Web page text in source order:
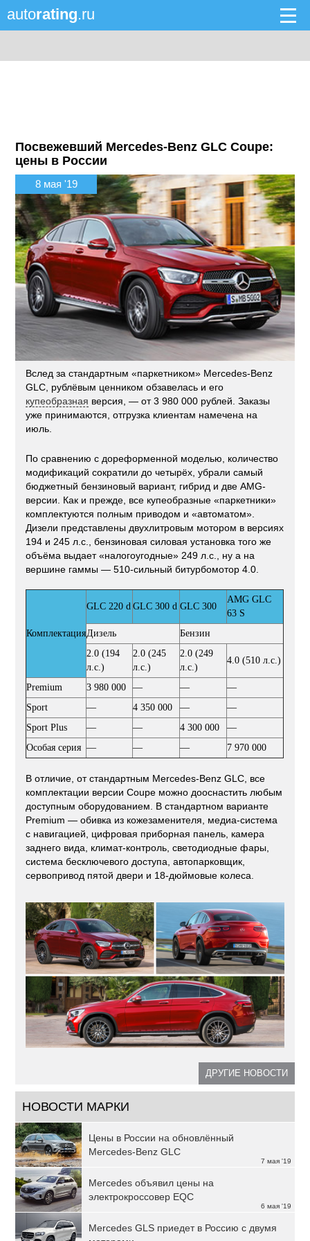
autorating.ru
Посвежевший Mercedes-Benz GLC Coupe:
цены в России
8 мая '19
Вслед за стандартным «паркетником» Mercedes-Benz
GLC, рублёвым ценником обзавелась и его
купеобразная версия, — от 3 980 000 рублей. Заказы
уже принимаются, отгрузка клиентам намечена на
июль.
По сравнению с дореформенной моделью, количество
модификаций сократили до четырёх, убрали самый
бюджетный бензиновый вариант, гибрид и две AMG-
версии. Как и прежде, все купеобразные «паркетники»
комплектуются полным приводом и «автоматом».
Дизели представлены двухлитровым мотором в версиях
194 и 245 л.с., бензиновая силовая установка того же
объёма выдает «налогоугодные» 249 л.с., ну а на
вершине гаммы — 510-сильный битурбомотор 4.0.
Комплектация
GLC 220 d GLC 300 d GLC 300
AMG GLC
63 S
Дизель
Бензин
2.0 (194
л.с.)
2.0 (245
л.с.)
2.0 (249
л.с.)
4.0 (510 л.с.)
Premium 3 980 000 — —
—
Sport
— 4 350 000 —
—
Sport Plus
— — 4 300 000
—
Особая серия — — — 7 970 000
В отличие, от стандартным Mercedes-Benz GLC, все
комплектации версии Coupe можно дооснастить любым
доступным оборудованием. В стандартном варианте
Premium — обивка из кожезаменителя, медиа-система
с навигацией, цифровая приборная панель, камера
заднего вида, климат-контроль, светодиодные фары,
система бесключевого доступа, автопарковщик,
сервопривод пятой двери и 18-дюймовые колеса.
ДРУГИЕ НОВОСТИ
НОВОСТИ МАРКИ
7 мая '19
Цены в России на обновлённый
Mercedes-Benz GLC
6 мая '19
Mercedes объявил цены на
электрокроссовер EQC
Mercedes GLS приедет в Россию с двумя